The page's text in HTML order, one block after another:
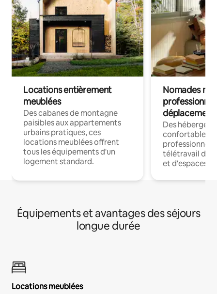
Locations entièrement
meublées
Des cabanes de montagne
paisibles aux appartements
urbains pratiques, ces
locations meublées offrent
tous les équipements d'un
logement standard.
Nomades
déplacement
Des
confortables
professionnels
télétravail
et d'espaces
Équipements et avantages des séjours
longue durée
Locations meublées